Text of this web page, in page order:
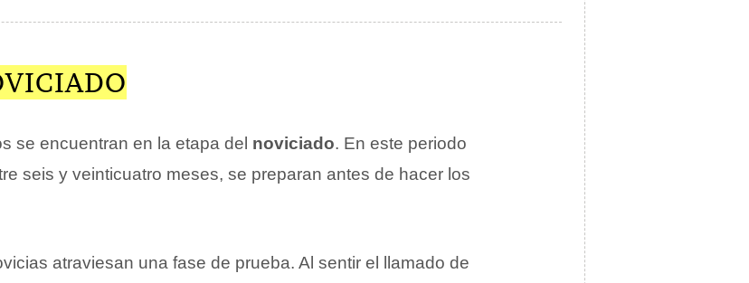
se encuentran en la etapa del noviciado. En este periodo
seis y veinticuatro meses, se preparan antes de hacer los
atraviesan una fase de prueba. Al sentir el llamado de